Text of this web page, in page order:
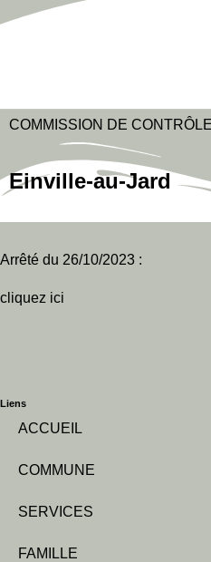
COMMISSION DE
Einville-au-Jard
Arrêté du 26/10/2023 :
cliquez ici
Liens
ACCUEIL
COMMUNE
SERVICES
FAMILLE